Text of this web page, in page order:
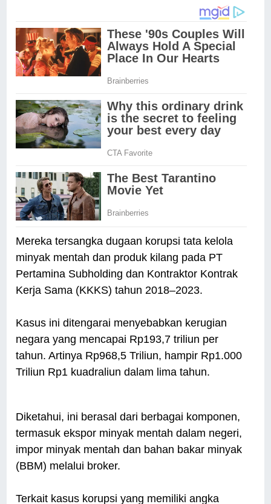
Mereka tersangka dugaan korupsi tata kelola
minyak mentah dan produk kilang pada PT
Pertamina Subholding dan Kontraktor Kontrak
Kerja Sama (KKKS) tahun 2018–2023.
Kasus ini ditengarai menyebabkan kerugian
negara yang mencapai Rp193,7 triliun per
tahun. Artinya Rp968,5 Triliun, hampir Rp1.000
Triliun Rp1 kuadraliun dalam lima tahun.
Diketahui, ini berasal dari berbagai komponen,
termasuk ekspor minyak mentah dalam negeri,
impor minyak mentah dan bahan bakar minyak
(BBM) melalui broker.
Terkait kasus korupsi yang memiliki angka